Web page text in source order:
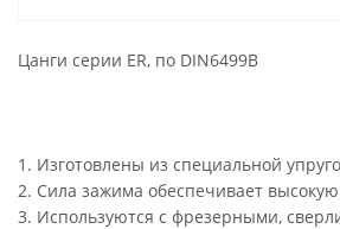
Цанги серии ER, по DIN6499B
1. Изготовлены из специальной
2. Сила зажима обеспечивает высокую
3. Используются с фрезерными,